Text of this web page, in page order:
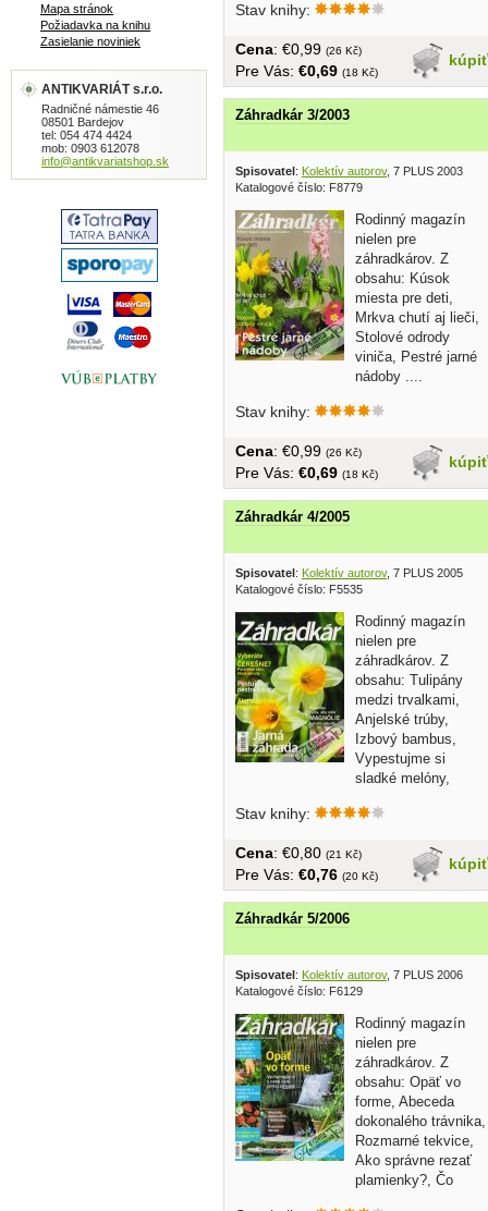
Stav knihy:
kúpiť
Cena: €0,99 (26 Kč)
Pre Vás: €0,69 (18 Kč)
Záhradkár 3/2003
Spisovatel: Kolektív autorov, 7 PLUS 2003
Katalogové číslo: F8779
Rodinný magazín
nielen pre
záhradkárov. Z
obsahu: Kúsok
miesta pre deti,
Mrkva chutí aj lieči,
Stolové odrody
viniča, Pestré jarné
nádoby ....
Stav knihy:
kúpiť
Cena: €0,99 (26 Kč)
Pre Vás: €0,69 (18 Kč)
Záhradkár 4/2005
Spisovatel: Kolektív autorov, 7 PLUS 2005
Katalogové číslo: F5535
Rodinný magazín
nielen pre
záhradkárov. Z
obsahu: Tulipány
medzi trvalkami,
Anjelské trúby,
Izbový bambus,
Vypestujme si
sladké melóny,
Stav knihy:
kúpiť
Cena: €0,80 (21 Kč)
Pre Vás: €0,76 (20 Kč)
Záhradkár 5/2006
Spisovatel: Kolektív autorov, 7 PLUS 2006
Katalogové číslo: F6129
Rodinný magazín
nielen pre
záhradkárov. Z
obsahu: Opäť vo
forme, Abeceda
dokonalého trávnika,
Rozmarné tekvice,
Ako správne rezať
plamienky?, Čo
Mapa stránok
Požiadavka na knihu
Zasielanie noviniek
ANTIKVARIÁT s.r.o.
Radničné námestie 46
08501 Bardejov
tel: 054 474 4424
mob: 0903 612078
info@antikvariatshop.sk